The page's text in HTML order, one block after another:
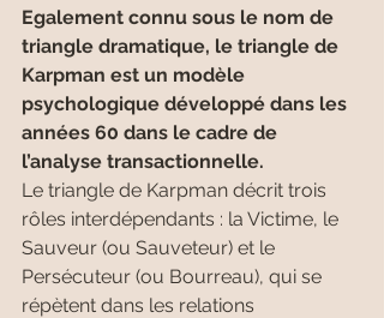
Egalement connu sous le nom de
triangle dramatique, le triangle de
Karpman est un modèle
psychologique développé dans les
années 60 dans le cadre de
l’analyse transactionnelle.
Le triangle de Karpman décrit trois
rôles interdépendants : la Victime, le
Sauveur (ou Sauveteur) et le
Persécuteur (ou Bourreau), qui se
répètent dans les relations